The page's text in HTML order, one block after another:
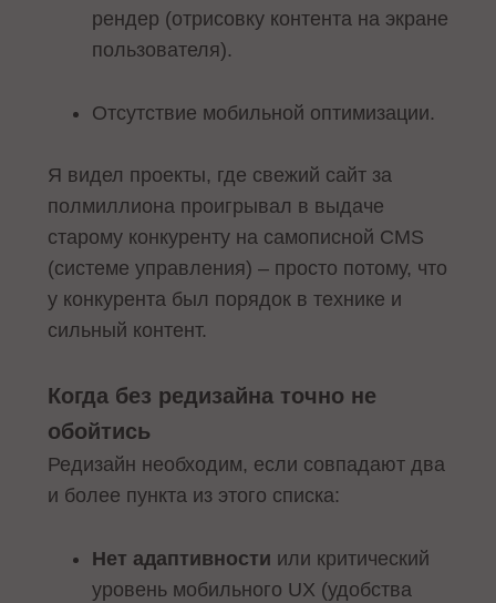
рендер (отрисовку контента на экране
пользователя).
Отсутствие мобильной оптимизации.
Я видел проекты, где свежий сайт за
полмиллиона проигрывал в выдаче
старому конкуренту на самописной CMS
(системе управления) – просто потому, что
у конкурента был порядок в технике и
сильный контент.
Когда без редизайна точно не
обойтись
Редизайн необходим, если совпадают два
и более пункта из этого списка:
Нет адаптивности или критический
уровень мобильного UX (удобства